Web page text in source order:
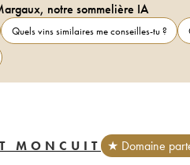
notre sommelière IA
Quels vins similaires me conseilles-tu ?
MONCUIT
★ Domaine